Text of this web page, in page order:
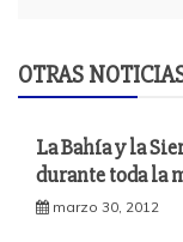
OTRAS
La Bahía y la
durante toda la
marzo 30, 2012